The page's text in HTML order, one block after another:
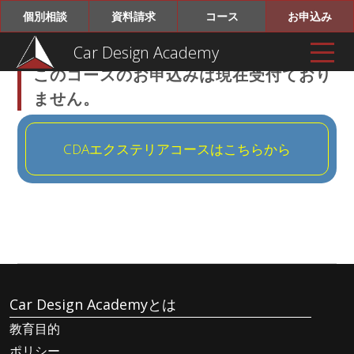
Car Design Academy
個別相談 資料請求 コース お申込み
このコースのお申込みは現在受付ており
ません。
CDAエクステリアコースはこちらから
Car Design Academyとは
教育目的